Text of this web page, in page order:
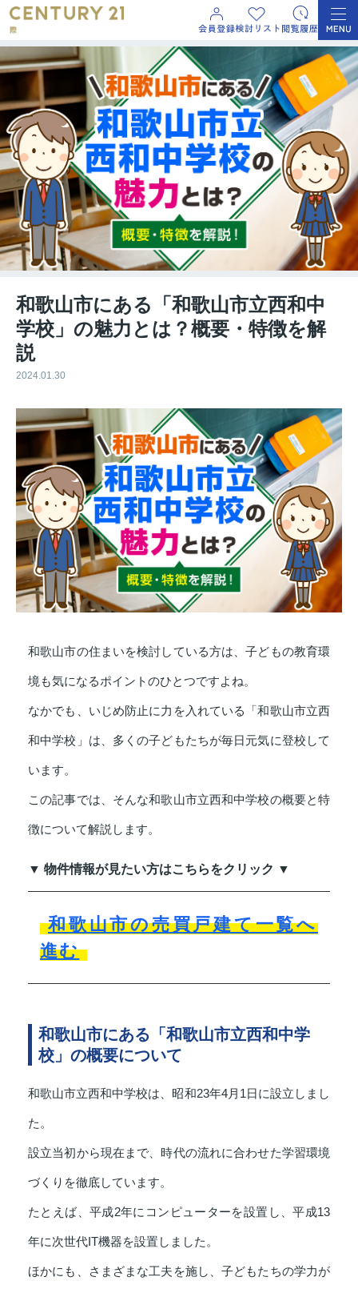
和歌山市にある「和歌山市立西和中
学校」の魅力とは？概要・特徴を解
説
2024.01.30
和歌山市の住まいを検討している方は、子どもの教育環
境も気になるポイントのひとつですよね。
なかでも、いじめ防止に力を入れている「和歌山市立西
和中学校」は、多くの子どもたちが毎日元気に登校して
います。
この記事では、そんな和歌山市立西和中学校の概要と特
徴について解説します。
▼ 物件情報が見たい方はこちらをクリック ▼
和歌山市の売買戸建て一覧へ
進む
和歌山市にある「和歌山市立西和中学
校」の概要について
和歌山市立西和中学校は、昭和23年4月1日に設立しまし
た。
設立当初から現在まで、時代の流れに合わせた学習環境
づくりを徹底しています。
たとえば、平成2年にコンピューターを設置し、平成13
年に次世代IT機器を設置しました。
ほかにも、さまざまな工夫を施し、子どもたちの学力が